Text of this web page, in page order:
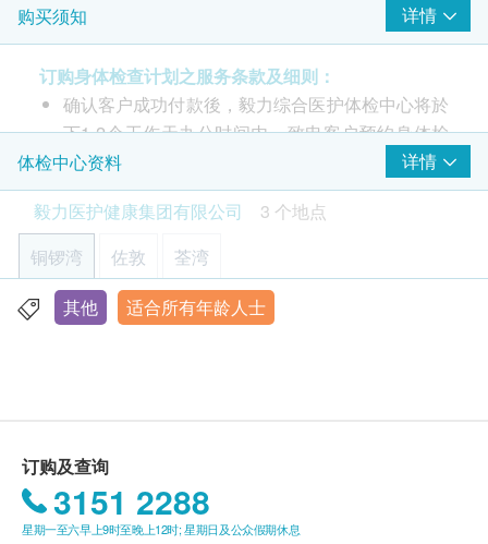
6个月以上婴儿：3针
1-5岁儿童：1针
欢迎购买前与我们联络了解需注射针数及时间
乙型流感嗜血杆菌(Hib)是一种能引致严重侵入性感染
的细菌，尤其影响幼童。九成患者均为5岁以下的幼
童，年龄较大的儿童受感染的机会较少。侵入性感染
可导致多种严重疾病，最常见的病征为脑膜炎，细菌
入血也经常同时出现。脑膜炎可引起发烧、头痛、颈
部僵硬，并出现食欲不振、恶心、呕吐、畏光、精神
昏乱和嗜睡等征状。其次有机会感染肺炎、败血症、
中耳炎、急性会厌炎，甚至死亡。而其中会厌炎患者
已将Hib疫苗纳入全民保健疫苗计划，而香港政府暂
时未有将Hib疫苗纳入免疫保健计划内，为了令宝宝
得到全面的保护，父母可为子女安排到私家诊所或医
购买须知 详情
订购身体检查计划之服务条款及细则：
确认客户成功付款後，毅力综合医护体检中心将於
下1-2个工作天办公时间内，致电客户预约身体检
查的时间和地点，并会通知客户验身注意事项。
客户亦可致电本中心预约或查询，电话：(铜锣
湾)3520 3292 / (佐敦) 3426 9771 / (荃湾) 3101
4866。
部份检查只限佐敦中心，请致电(铜锣湾)3520
3292 / (佐敦) 3426 9771 / (荃湾) 3101 4866 查
询。
进行身体检查後，一般情况下，可於2-3星期内发
出验身报告。如须讲解报告，请先致电中心预约，
客户可选择以下方式领取报告：
体检中心资料
详情
毅力医护健康集团有限公司
3 个地点
铜锣湾
佐敦 荃湾
香港铜锣湾轩尼诗道555号东角中心(旧翼)1903室
其他 适合所有年龄人士
订购及查询
3151 2288
星期一至六早上9时至晚上12时; 星期日及公众假期休息